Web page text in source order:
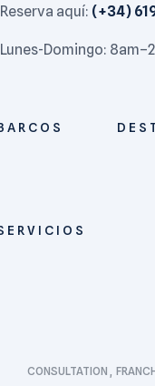
Reserva aquí: (+34)
Lunes-Domingo:
CONSULTATION